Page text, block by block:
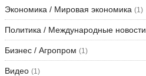
Экономика / Мировая экономика (1)
Политика / Международные новости
Бизнес / Агропром (1)
Видео (1)